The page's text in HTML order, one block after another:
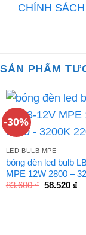
CHÍNH
SẢN PHẨM
-30%
LED BULB MPE
bóng đèn led bulb
MPE 12W 2800 –
83.600₫ Giá
58.520 ₫